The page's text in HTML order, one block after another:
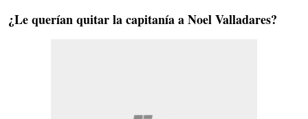
¿Le querían quitar la capitanía a Noel Valladares?